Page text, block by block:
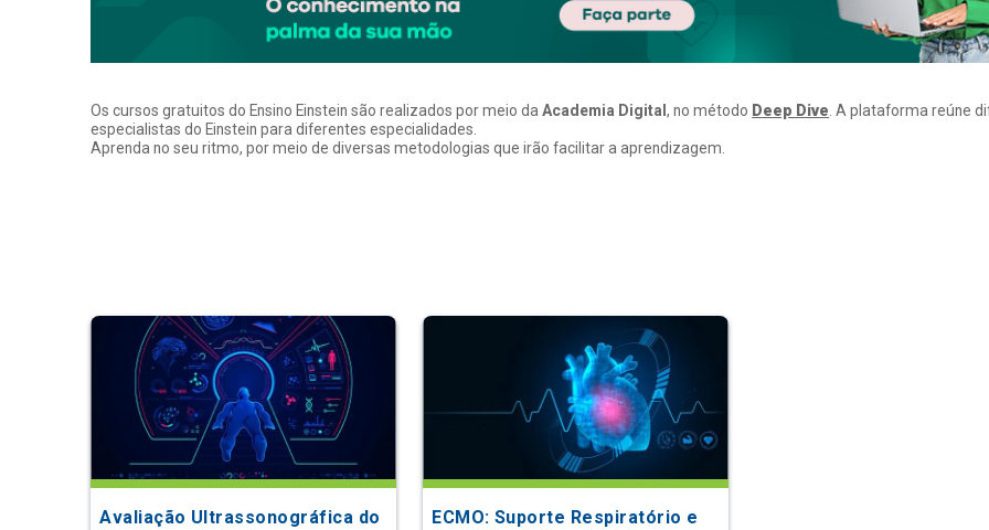
Os cursos gratuitos do Ensino Einstein são realizados por meio daAcademia Digital, no método Deep Dive. A plataforma reúne
especialistas do Einstein para diferentes especialidades.
Aprenda no seu ritmo, por meio de diversas metodologias que irão facilitar a aprendizagem.
Avaliação Ultrassonográfica do
ECMO: Suporte Respiratório e